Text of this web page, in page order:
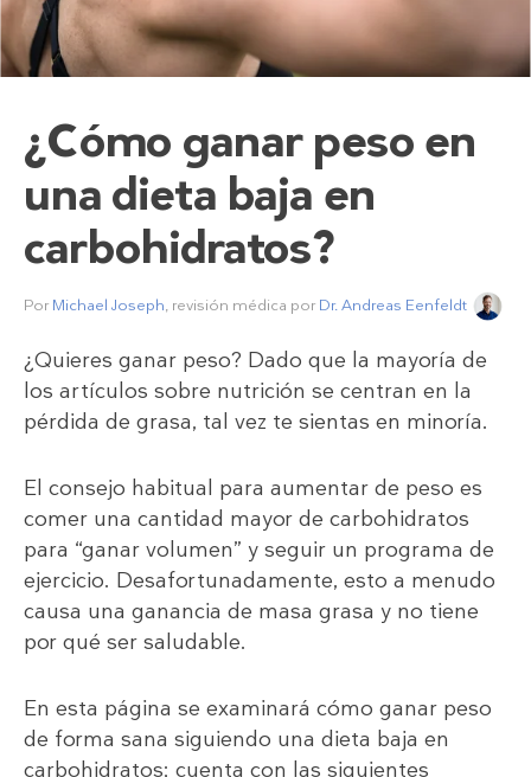
¿Cómo ganar peso en
una dieta baja en
carbohidratos?
Por Michael Joseph, revisión médica por Dr. Andreas Eenfeldt
¿Quieres ganar peso? Dado que la mayoría de
los artículos sobre nutrición se centran en la
pérdida de grasa, tal vez te sientas en minoría.
El consejo habitual para aumentar de peso es
comer una cantidad mayor de carbohidratos
para “ganar volumen” y seguir un programa de
ejercicio. Desafortunadamente, esto a menudo
causa una ganancia de masa grasa y no tiene
por qué ser saludable.
En esta página se examinará cómo ganar peso
de forma sana siguiendo una dieta baja en
carbohidratos; cuenta con las siguientes